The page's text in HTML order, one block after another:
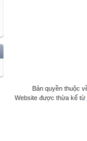
Bản quyền thuộc
Website được thừa kế từ